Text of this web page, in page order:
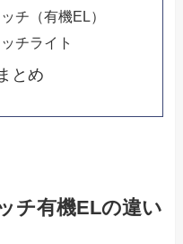
チ（有機EL）
チライト
とめ
チ有機ELの違い